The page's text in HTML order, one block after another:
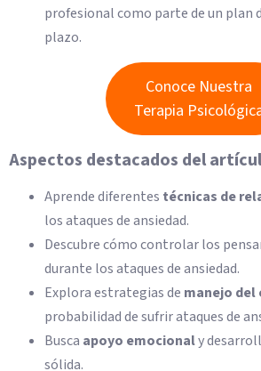
profesional como parte de un plan
plazo.
Conoce Nuestra
Terapia
Aspectos destacados del
Aprende diferentes técnicas de
los ataques de ansiedad.
Descubre cómo controlar los
durante los ataques de ansiedad.
Explora estrategias de manejo del
probabilidad de sufrir ataques de
Busca apoyo emocionaly
sólida.